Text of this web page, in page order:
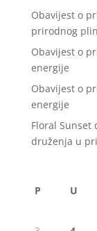
Obavijest o
prirodnog
Obavijest o
energije
Obavijest o
energije
Floral Sunset
druženja u
P U